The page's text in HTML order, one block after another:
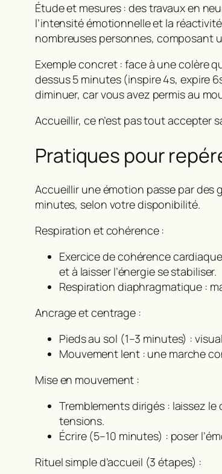
Étude et mesures : des travaux en
l’intensité émotionnelle et la
nombreuses personnes, composant
Exemple concret : face à une colère
dessus 5 minutes (inspire 4s, expire
diminuer, car vous avez permis au
Accueillir, ce n’est pas tout accepter
Pratiques pour
Accueillir une émotion passe par des
minutes, selon votre disponibilité.
Respiration et cohérence :
Exercice de cohérence
et à laisser l’énergie se stabiliser.
Respiration diaphragmatique :
Ancrage et centrage :
Pieds au sol (1–3 minutes) :
Mouvement lent : une marche
Mise en mouvement :
Tremblements dirigés : laissez
tensions.
Écrire (5–10 minutes) : poser
Rituel simple d’accueil (3 étapes) :